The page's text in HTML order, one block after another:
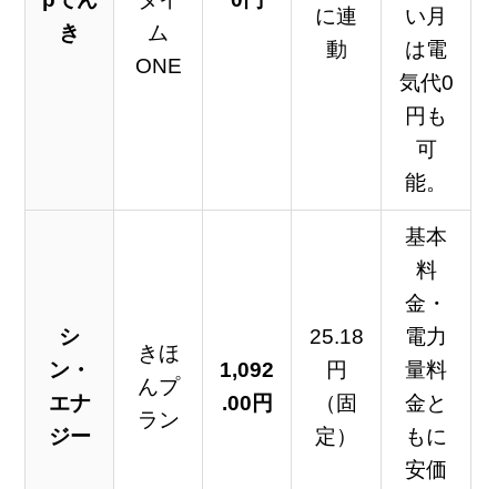
き
ム
ONE
に連
動
い月
は電
気代0
円も
可
能。
シ
ン・
エナ
ジー
きほ
んプ
ラン
1,092
.00円
25.18
円
（固
定）
基本
料
金・
電力
量料
金と
もに
安価